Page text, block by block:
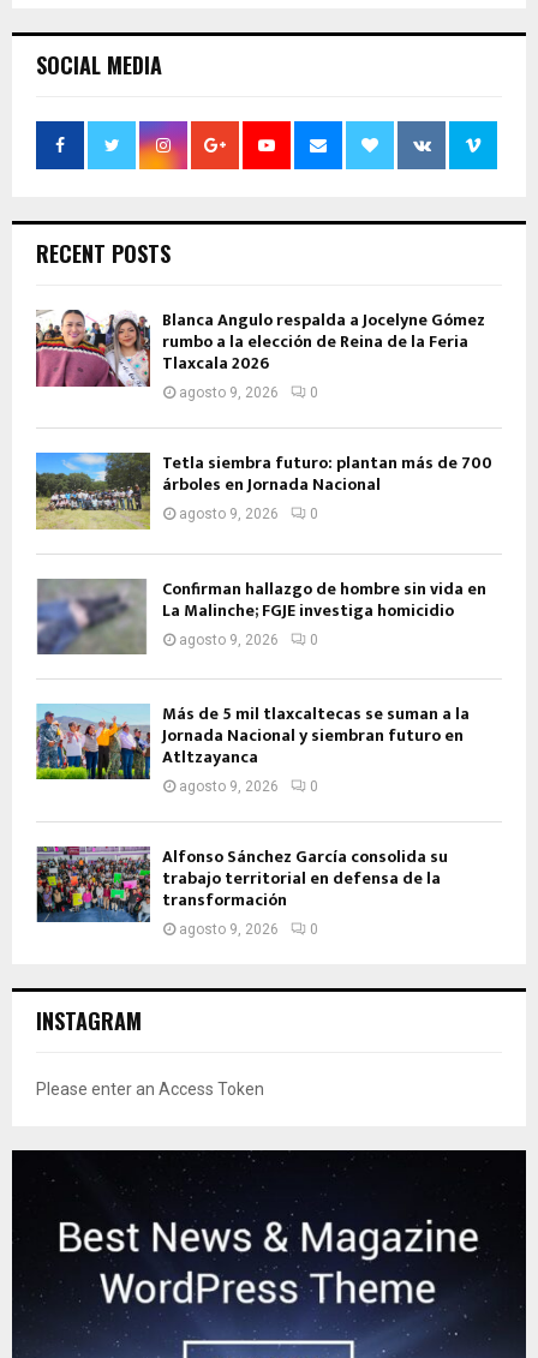
SOCIAL MEDIA
RECENT POSTS
Blanca Angulo respalda a Jocelyne Gómez
rumbo a la elección de Reina de la Feria
Tlaxcala 2026
agosto 9, 2026 0
Tetla siembra futuro: plantan más de 700
árboles en Jornada Nacional
agosto 9, 2026 0
Confirman hallazgo de hombre sin vida en
La Malinche; FGJE investiga homicidio
agosto 9, 2026 0
Más de 5 mil tlaxcaltecas se suman a la
Jornada Nacional y siembran futuro en
Atltzayanca
agosto 9, 2026 0
Alfonso Sánchez García consolida su
trabajo territorial en defensa de la
transformación
agosto 9, 2026 0
INSTAGRAM
Please enter an Access Token